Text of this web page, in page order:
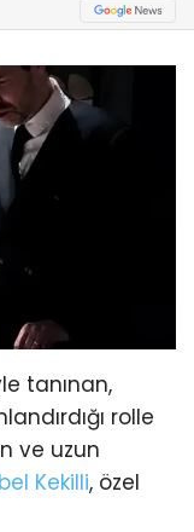
tanınan,
rolle
ve uzun
Kekilli, özel